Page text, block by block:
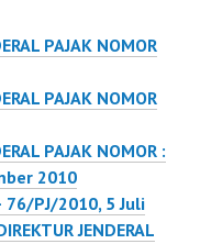
PAJAK NOMOR
PAJAK NOMOR
PAJAK NOMOR :
2010
76/PJ/2010, 5 Juli
JENDERAL